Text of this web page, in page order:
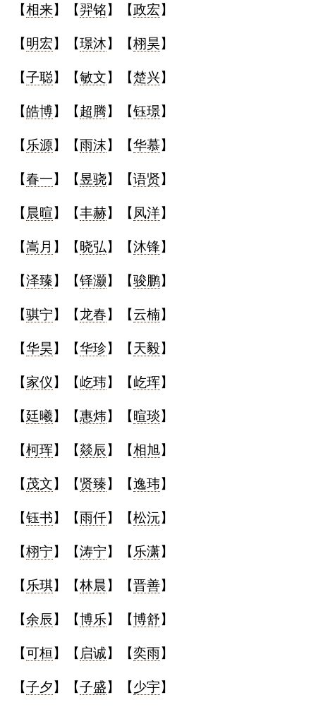
男孩名字打分
女孩名字打分
生
肖
蛇年起名
龙年起名
兔年起名
虎年起名
取
名
字
典
【相来】【羿铭】【政宏】
【明宏】【璟沐】【栩昊】
【子聪】【敏文】【楚兴】
【皓博】【超腾】【钰璟】
【 乐源】【雨沫】【华慕】
【春一】【昱骁】【语贤】
【 晨暄】【丰赫】【 凤洋】
【嵩月 】【 晓弘】【沐锋】
【泽臻】【铎灏】【骏鹏】
【骐宁】【龙春】【云楠】
【华昊】【华珍】【天毅】
【家仪】【屹玮】【屹珲】
【廷曦】【惠炜】【 暄琰】
【柯珲】【燚辰 】【相旭】
【茂文】【贤臻】【逸玮】
【钰书】【雨仟】【松沅】
【栩宁】【涛宁】【 乐潇】
【 乐琪】【林晨】【晋善】
【余辰 】【博乐】【博舒】
【可桓】【 启诚】【奕雨】
【子夕】【子盛】【少宇】